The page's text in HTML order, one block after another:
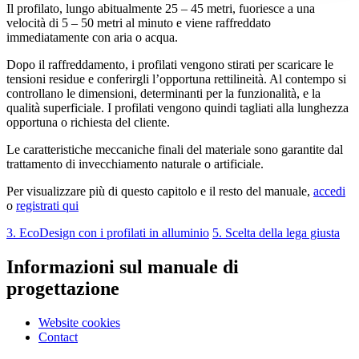
Il profilato, lungo abitualmente 25 – 45 metri, fuoriesce a una
velocità di 5 – 50 metri al minuto e viene raffreddato
immediatamente con aria o acqua.
Dopo il raffreddamento, i profilati vengono stirati per scaricare le
tensioni residue e conferirgli l’opportuna rettilineità. Al contempo si
controllano le dimensioni, determinanti per la funzionalità, e la
qualità superficiale. I profilati vengono quindi tagliati alla lunghezza
opportuna o richiesta del cliente.
Le caratteristiche meccaniche finali del materiale sono garantite dal
trattamento di invecchiamento naturale o artificiale.
Per visualizzare più di questo capitolo e il resto del manuale, accedi
o registrati qui
3. EcoDesign con i profilati in alluminio 5. Scelta della lega giusta
Informazioni sul manuale di
progettazione
Website cookies
Contact